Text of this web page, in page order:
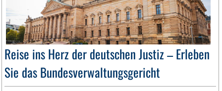
Reise ins Herz der deutschen Justiz – Erleben
Sie das Bundesverwaltungsgericht